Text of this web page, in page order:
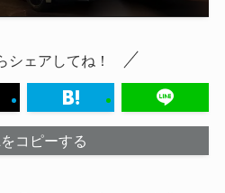
シェアしてね！
コピーする